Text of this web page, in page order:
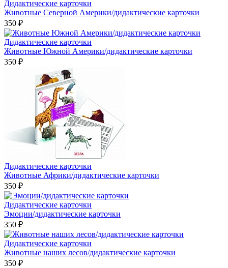
Дидактические карточки
Животные Северной Америки/дидактические карточки
350 ₽
Дидактические карточки
Животные Южной Америки/дидактические карточки
350 ₽
Дидактические карточки
Животные Африки/дидактические карточки
350 ₽
Дидактические карточки
Эмоции/дидактические карточки
350 ₽
Дидактические карточки
Животные наших лесов/дидактические карточки
350 ₽